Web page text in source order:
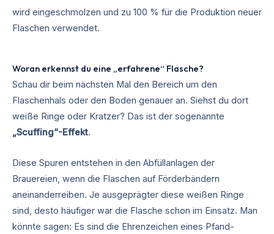
wird eingeschmolzen und zu 100 % für die Produktion neuer
Flaschen verwendet.
Woran erkennst du eine „erfahrene“ Flasche?
Schau dir beim nächsten Mal den Bereich um den
Flaschenhals oder den Boden genauer an. Siehst du dort
weiße Ringe oder Kratzer? Das ist der sogenannte
„Scuffing“-Effekt.
Diese Spuren entstehen in den Abfüllanlagen der
Brauereien, wenn die Flaschen auf Förderbändern
aneinanderreiben. Je ausgeprägter diese weißen Ringe
sind, desto häufiger war die Flasche schon im Einsatz. Man
könnte sagen: Es sind die Ehrenzeichen eines Pfand-